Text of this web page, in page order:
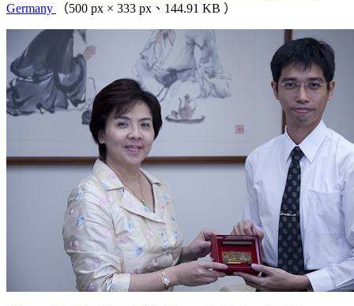
Germany
（500 px × 333 px、144.91 KB ）